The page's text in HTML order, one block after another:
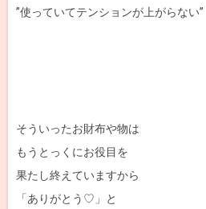
”使っていてテンションが上がらない”
そういったお財布や物は
もうとっくにお役目を
果たし終えていますから
「ありがとう♡」と